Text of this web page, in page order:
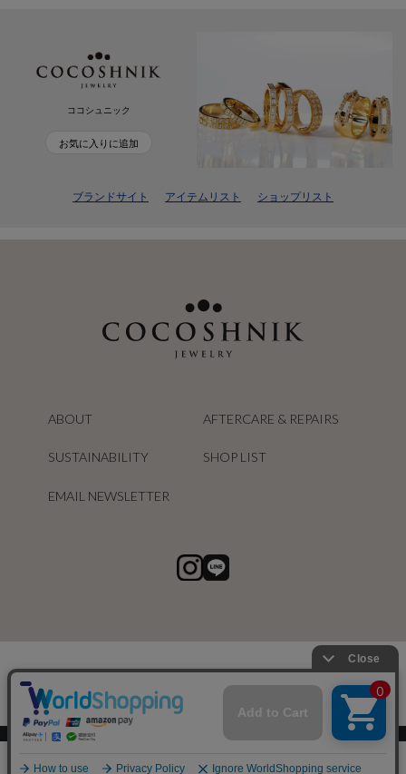
ココシュニック
お気に入りに追加
ブランドサイト アイテムリスト ショップリスト
ABOUT AFTERCARE & REPAIRS
SUSTAINABILITY SHOP LIST
EMAIL NEWSLETTER
スマートフォン ｜PC